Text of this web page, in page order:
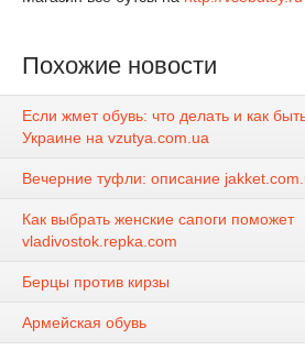
Похожие новости
Если жмет обувь: что делать и как
Украине на vzutya.com.ua
Вечерние туфли: описание
Как выбрать женские сапоги поможет
vladivostok.repka.com
Берцы против кирзы
Армейская обувь